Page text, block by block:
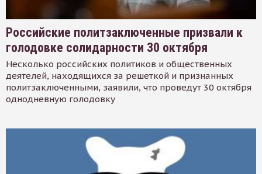
Российские политзаключенные призвали к
голодовке солидарности 30 октября
Несколько российских политиков и общественных
деятелей, находящихся за решеткой и признанных
политзаключенными, заявили, что проведут 30 октября
однодневную голодовку